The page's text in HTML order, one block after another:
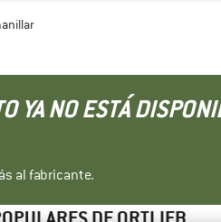
YA NO ESTÁ
al fabricante.